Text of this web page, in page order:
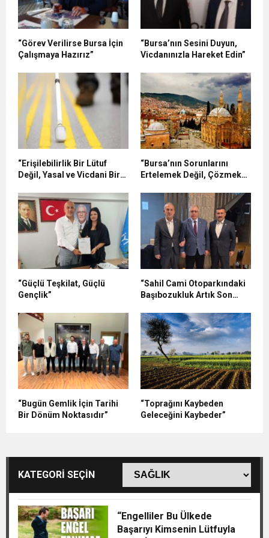
“Görev Verilirse Bursa İçin
Çalışmaya Hazırız”
“Bursa’nın Sesini Duyun,
Vicdanınızla Hareket Edin”
“Erişilebilirlik Bir Lütuf
Değil, Yasal ve Vicdani Bir
“Bursa’nın Sorunlarını
Ertelemek Değil, Çözmek
“Güçlü Teşkilat, Güçlü
Gençlik”
“Sahil Cami Otoparkındaki
Başıbozukluk Artık Son
“Bugün Gemlik İçin Tarihi
Bir Dönüm Noktasıdır”
“Toprağını Kaybeden
Geleceğini Kaybeder”
KATEGORİ SEÇİN
“Engelliler Bu Ülkede
Başarıyı Kimsenin Lütfuyla